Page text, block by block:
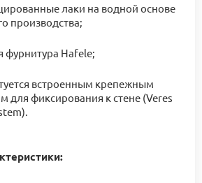
лаки на водной основе
производства;
фурнитура Hafele;
встроенным крепежным
для фиксирования к стене (Veres